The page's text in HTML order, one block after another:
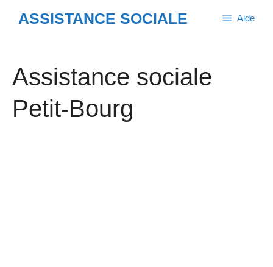
ASSISTANCE SOCIALE Aide
Assistance sociale
Petit-Bourg